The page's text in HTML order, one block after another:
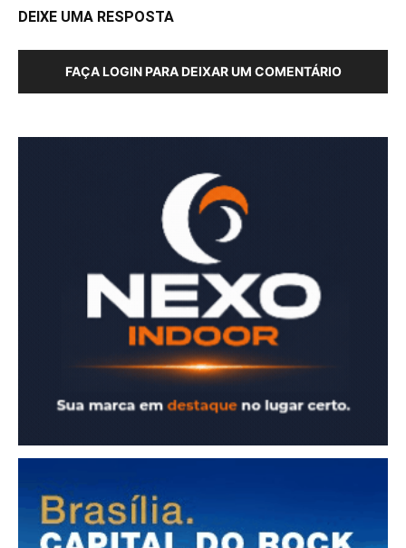
DEIXE UMA RESPOSTA
FAÇA LOGIN PARA DEIXAR UM COMENTÁRIO